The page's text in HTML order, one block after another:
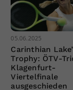
05.06.2025
Carinthian
Trophy: ÖTV-
Klagenfurt-
Viertelfinale
ausgeschieden